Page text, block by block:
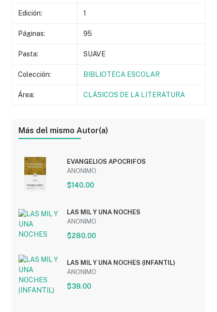
Edición: 1
Páginas: 95
Pasta: SUAVE
Colección: BIBLIOTECA ESCOLAR
Área: CLÁSICOS DE LA LITERATURA
Más del mismo Autor(a)
EVANGELIOS APOCRIFOS
ANONIMO
$140.00
LAS MIL Y UNA NOCHES
ANONIMO
$280.00
LAS MIL Y UNA NOCHES (INFANTIL)
ANONIMO
$39.00